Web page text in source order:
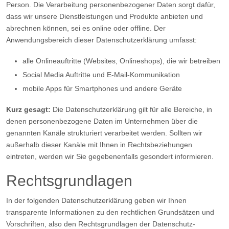
Person. Die Verarbeitung personenbezogener Daten sorgt dafür,
dass wir unsere Dienstleistungen und Produkte anbieten und
abrechnen können, sei es online oder offline. Der
Anwendungsbereich dieser Datenschutzerklärung umfasst:
alle Onlineauftritte (Websites, Onlineshops), die wir betreiben
Social Media Auftritte und E-Mail-Kommunikation
mobile Apps für Smartphones und andere Geräte
Kurz gesagt: Die Datenschutzerklärung gilt für alle Bereiche, in
denen personenbezogene Daten im Unternehmen über die
genannten Kanäle strukturiert verarbeitet werden. Sollten wir
außerhalb dieser Kanäle mit Ihnen in Rechtsbeziehungen
eintreten, werden wir Sie gegebenenfalls gesondert informieren.
Rechtsgrundlagen
In der folgenden Datenschutzerklärung geben wir Ihnen
transparente Informationen zu den rechtlichen Grundsätzen und
Vorschriften, also den Rechtsgrundlagen der Datenschutz-